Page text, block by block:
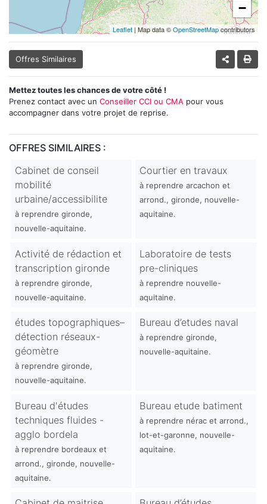
−
Leaflet | Map data ©OpenStreetMapcontributors
Offres Similaires
Mettez toutes les chances de votre côté !
Prenez contact avec un Conseiller CCI ou CMA pour vous
accompagner dans votre projet de reprise.
OFFRES SIMILAIRES :
Cabinet de conseil
mobilité
urbaine/accessibilite
à reprendre gironde,
nouvelle-aquitaine.
Courtier en travaux
à reprendre arcachon et
arrond., gironde, nouvelle-
aquitaine.
Activité de rédaction et
transcription gironde
à reprendre gironde,
nouvelle-aquitaine.
Laboratoire de tests
pre-cliniques
à reprendre nouvelle-
aquitaine.
études topographiques–
détection réseaux-
géomètre
à reprendre gironde,
nouvelle-aquitaine.
Bureau d’etudes naval
à reprendre gironde,
nouvelle-aquitaine.
Bureau d'études
techniques fluides -
agglo bordela
à reprendre bordeaux et
arrond., gironde, nouvelle-
aquitaine.
Bureau etude batiment
à reprendre nérac et arrond.,
lot-et-garonne, nouvelle-
aquitaine.